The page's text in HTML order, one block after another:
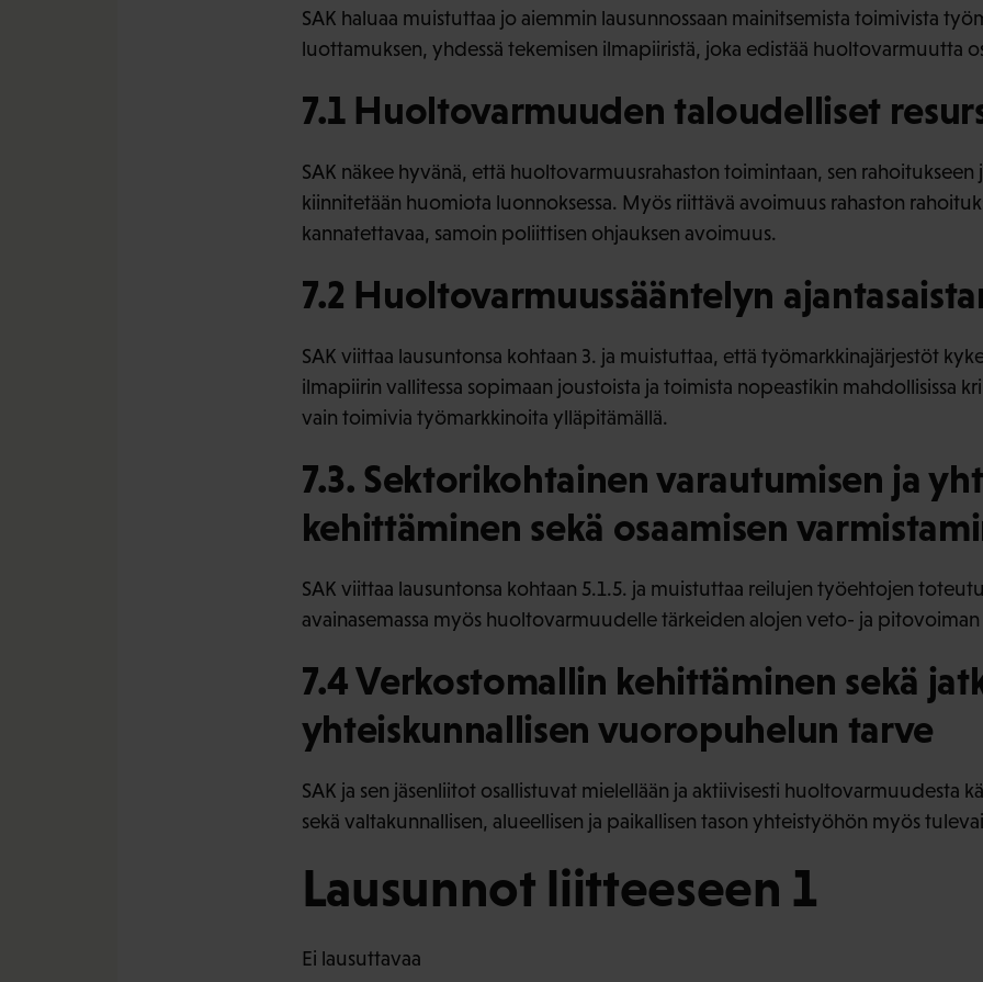
SAK haluaa muistuttaa jo aiemmin lausunnossaan mainitsemista toimivista
luottamuksen, yhdessä tekemisen ilmapiiristä, joka edistää huoltovarmuutta
7.1 Huoltovarmuuden taloudelliset
SAK näkee hyvänä, että huoltovarmuusrahaston toimintaan, sen rahoitukseen
kiinnitetään huomiota luonnoksessa. Myös riittävä avoimuus rahaston
kannatettavaa, samoin poliittisen ohjauksen avoimuus.
7.2 Huoltovarmuussääntelyn
SAK viittaa lausuntonsa kohtaan 3. ja muistuttaa, että työmarkkinajärjestöt
ilmapiirin vallitessa sopimaan joustoista ja toimista nopeastikin mahdollisissa
vain toimivia työmarkkinoita ylläpitämällä.
7.3. Sektorikohtainen varautumisen ja
kehittäminen sekä osaamisen
SAK viittaa lausuntonsa kohtaan 5.1.5. ja muistuttaa reilujen työehtojen
avainasemassa myös huoltovarmuudelle tärkeiden alojen veto- ja pitovoiman
7.4 Verkostomallin kehittäminen sekä
yhteiskunnallisen vuoropuhelun tarve
SAK ja sen jäsenliitot osallistuvat mielellään ja aktiivisesti huoltovarmuudesta
sekä valtakunnallisen, alueellisen ja paikallisen tason yhteistyöhön myös
Lausunnot liitteeseen 1
Ei lausuttavaa